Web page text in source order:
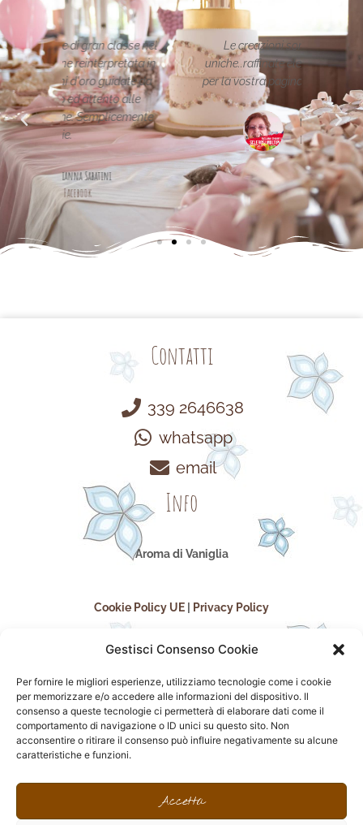
Gestisci Consenso Cookie
Per fornire le migliori esperienze, utilizziamo tecnologie come i cookie
per memorizzare e/o accedere alle informazioni del dispositivo. Il
consenso a queste tecnologie ci permetterà di elaborare dati come il
comportamento di navigazione o ID unici su questo sito. Non
acconsentire o ritirare il consenso può influire negativamente su alcune
caratteristiche e funzioni.
Accetta
nel
in
da
alle
Le creazioni sono fantastiche e
uniche..raffinate eleganti....complimenti
per la vostra pagina,piena di idee!grazie
Maria Teresa Masela
da Facebook
Contatti
339 2646638
whatsapp
email
Info
Aroma di Vaniglia
Cookie Policy UE Privacy Policy
seguici sui social
F
I
n
P
i
F